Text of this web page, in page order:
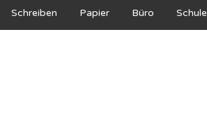
Schreiben Papier Büro Schule